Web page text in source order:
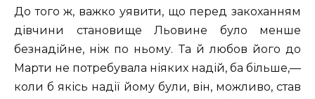
До того ж, важко уявити, що перед закоханням
дівчини становище Льовине було менше
безнадійне, ніж по ньому. Та й любов його до
Марти не потребувала ніяких надій, ба більше,—
коли б якісь надії йому були, він, можливо, став